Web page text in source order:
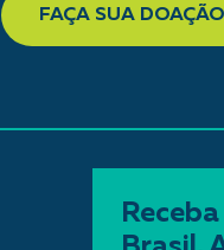
FAÇA SUA DOAÇÃO